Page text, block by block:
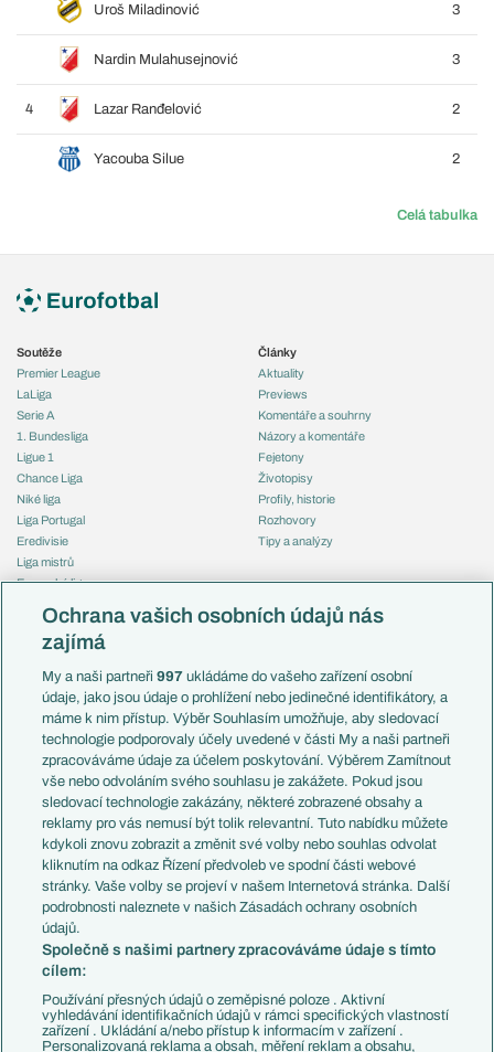
Uroš Miladinović 3
Nardin Mulahusejnović 3
4 Lazar Ranđelović 2
Yacouba Silue 2
Celá tabulka
Soutěže
Premier League
LaLiga
Serie A
1. Bundesliga
Ligue 1
Chance Liga
Niké liga
Liga Portugal
Eredivisie
Liga mistrů
Evropská liga
Mistrovství světa
Liga národů
Témata
Představení týmů MS
EuroSkauting
PL v kostce
Evropské koeficienty
Přestupy
Přestupové spekulace
Zranění
Kluby
Arsenal FC
Chelsea FC
Manchester United
AC Milán
Juventus FC
Bayern Mnichov
FC Barcelona
Články
Aktuality
Previews
Komentáře a souhrny
Názory a komentáře
Fejetony
Životopisy
Profily, historie
Rozhovory
Tipy a analýzy
Česko
Francie
Itálie
Německo
Španělsko
Argentina
Brazílie
Přestupy
Zápasy
Livescore
Tipovací soutěž
Ochrana vašich osobních údajů nás
zajímá
My a naši partneři997 ukládáme do vašeho zařízení osobní
údaje, jako jsou údaje o prohlížení nebo jedinečné identifikátory, a
máme k nim přístup. Výběr Souhlasím umožňuje, aby sledovací
technologie podporovaly účely uvedené v části My a naši partneři
zpracováváme údaje za účelem poskytování. Výběrem Zamítnout
vše nebo odvoláním svého souhlasu je zakážete. Pokud jsou
sledovací technologie zakázány, některé zobrazené obsahy a
reklamy pro vás nemusí být tolik relevantní. Tuto nabídku můžete
kdykoli znovu zobrazit a změnit své volby nebo souhlas odvolat
kliknutím na odkaz Řízení předvoleb ve spodní části webové
stránky. Vaše volby se projeví v našem Internetová stránka. Další
podrobnosti naleznete v našich Zásadách ochrany osobních
údajů.
Společně s našimi partnery zpracováváme údaje s tímto
cílem:
Používání přesných údajů o zeměpisné poloze . Aktivní
vyhledávání identifikačních údajů v rámci specifických vlastností
zařízení . Ukládání a/nebo přístup k informacím v zařízení .
Personalizovaná reklama a obsah, měření reklam a obsahu,